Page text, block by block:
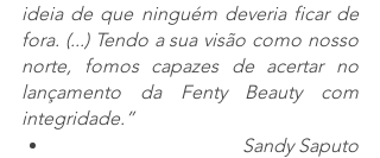
ideia de que ninguém deveria ficar de
fora. (...) Tendo a sua visão como nosso
norte, fomos capazes de acertar no
lançamento da Fenty Beauty com
integridade.”
Sandy Saputo